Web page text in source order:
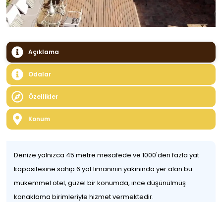
Açıklama
Odalar
Özellikler
Konum
Denize yalnızca 45 metre mesafede ve 1000'den fazla yat
kapasitesine sahip 6 yat limanının yakınında yer alan bu
mükemmel otel, güzel bir konumda, ince düşünülmüş
konaklama birimleriyle hizmet vermektedir.